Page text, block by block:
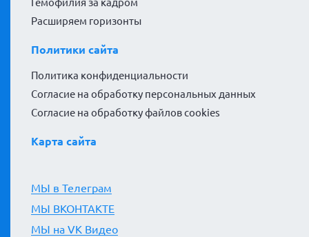
Гемофилия за кадром
Расширяем горизонты
Политики сайта
Политика конфиденциальности
Согласие на обработку персональных данных
Согласие на обработку файлов cookies
Карта сайта
МЫ в Телеграм
МЫ ВКОНТАКТЕ
МЫ на VK Видео